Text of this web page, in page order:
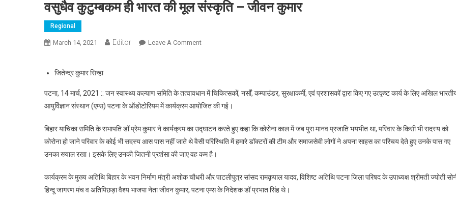
वसुधैव कुटुम्बकम ही भारत की मूल संस्कृति – जीवन कुमार
Regional
March 14, 2021 Editor Leave A Comment
जितेन्द्र कुमार सिन्हा
पटना, 14 मार्च, 2021 :: जन स्वास्थ्य कल्याण समिति के तत्वावधान में चिकित्सकों, नर्सों, कम्पाउंडर, सुरक्षाकर्मी, एवं प्रशासकों द्वारा किए गए उत्कृष्ट कार्य के लिए अखिल
आयुर्विज्ञान संस्थान (एम्स) पटना के ऑडोटोरियम में कार्यक्रम आयोजित की गई।
बिहार याचिका समिति के सभापति डॉ प्रेम कुमार ने कार्यक्रम का उद्घाटन करते हुए कहा कि कोरोना काल में जब पुरा मानव प्रजाति भयभीत था, परिवार के किसी भी सदस्य को
कोरोना हो जाने परिवार के कोई भी सदस्य आस पास नहीं जाते थे वैसी परिस्थिति में हमारे डॉक्टरों की टीम और समाजसेवी लोगों ने अपना साहस का परिचय देते हुए उनके पास गए
उनका ख्याल रखा। इसके लिए उनकी जितनी प्रशंसा की जाए वह कम है।
कार्यक्रम के मुख्य अतिथि बिहार के भवन निर्माण मंत्री अशोक चौधरी और पाटलीपुत्र सांसद रामकृपाल यादव, विशिष्ट अतिथि पटना जिला परिषद के उपाध्यक्ष श्रीमती ज्योती
हिन्दू जागरण मंच व अतिपिछड़ा वैश्य भाजपा नेता जीवन कुमार, पटना एम्स के निदेशक डॉ प्रभात सिंह थे।